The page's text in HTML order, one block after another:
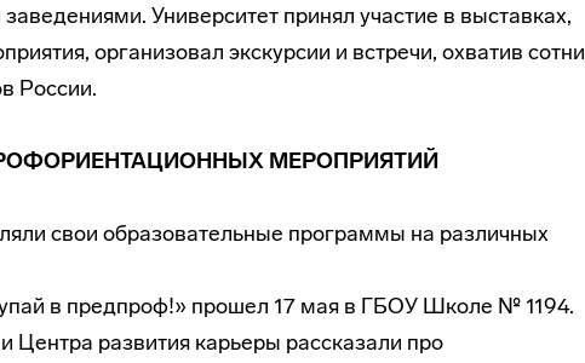
Университет принял участие в выставках,
организовал экскурсии и встречи, охватив сотни
России.
МЕРОПРИЯТИЙ
свои образовательные программы на различных
в предпроф!» прошел 17 мая в ГБОУ Школе № 1194.
развития карьеры рассказали про